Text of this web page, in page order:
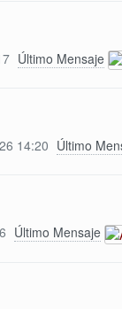
Último Mensaje
14:20 Último
Último Mensaje